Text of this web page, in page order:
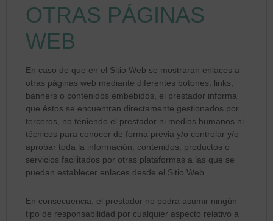
OTRAS PÁGINAS
WEB
En caso de que en el Sitio Web se mostraran enlaces a
otras páginas web mediante diferentes botones, links,
banners o contenidos embebidos, el prestador informa
que éstos se encuentran directamente gestionados por
terceros, no teniendo el prestador ni medios humanos ni
técnicos para conocer de forma previa y/o controlar y/o
aprobar toda la información, contenidos, productos o
servicios facilitados por otras plataformas a las que se
puedan establecer enlaces desde el Sitio Web.
En consecuencia, el prestador no podrá asumir ningún
tipo de responsabilidad por cualquier aspecto relativo a